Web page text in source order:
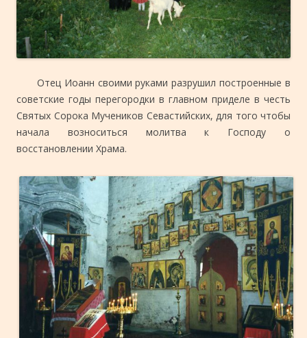
Отец Иоанн своими руками разрушил построенные в
советские годы перегородки в главном приделе в честь
Святых Сорока Мучеников Севастийских, для того чтобы
начала возноситься молитва к Господу о
восстановлении Храма.